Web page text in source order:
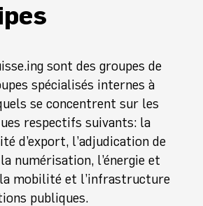
sont des groupes de
spécialisés internes à
se concentrent sur les
respectifs suivants: la
d’export, l’adjudication de
numérisation, l’énergie et
la mobilité et l’infrastructure
publiques.